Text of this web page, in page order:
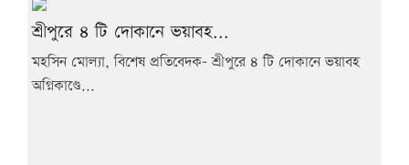
শ্রীপুরে ৪ টি দোকানে ভয়াবহ...
মহসিন মোল্যা, বিশেষ প্রতিবেদক- শ্রীপুরে ৪ টি দোকানে ভয়াবহ
অগ্নিকাণ্ডে...